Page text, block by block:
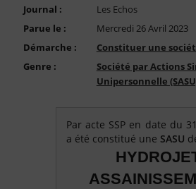
Journal :
Les Echos
Parue le :
Mercredi 26 Avril 2023
Démarche :
Constituer une
Genre :
Société par Actions
Unipersonnelle
Par acte SSP en date du
a été constitué une SASU